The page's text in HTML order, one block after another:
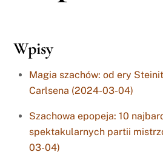
Wpisy
Magia szachów: od ery
Carlsena (2024-03-04)
Szachowa epopeja: 10
spektakularnych partii
03-04)